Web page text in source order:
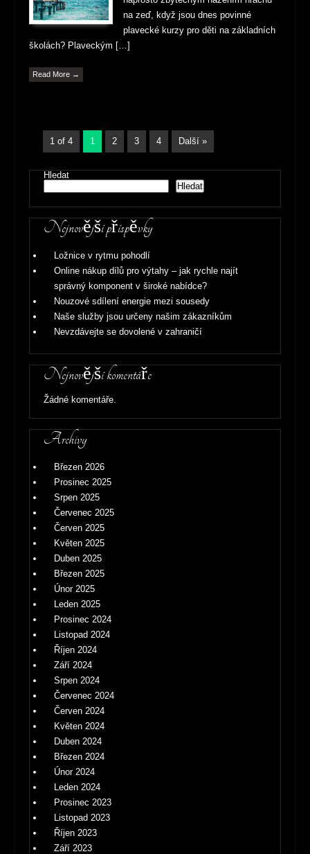
na zeď, když jsou dnes povinné
plavecké kurzy pro děti na základních
školách? Plaveckým […]
Read More →
1 of 4 1 2 3 4 Další »
Hledat
Hledat
Nejnovější příspěvky
Ložnice v rytmu pohodlí
Online nákup dílů pro výtahy – jak rychle najít
správný komponent v široké nabídce?
Nouzové sdílení energie mezi sousedy
Naše služby jsou určeny našim zákazníkům
Nevzdávejte se dovolené v zahraničí
Nejnovější komentáře
Žádné komentáře.
Archivy
Březen 2026
Prosinec 2025
Srpen 2025
Červenec 2025
Červen 2025
Květen 2025
Duben 2025
Březen 2025
Únor 2025
Leden 2025
Prosinec 2024
Listopad 2024
Říjen 2024
Září 2024
Srpen 2024
Červenec 2024
Červen 2024
Květen 2024
Duben 2024
Březen 2024
Únor 2024
Leden 2024
Prosinec 2023
Listopad 2023
Říjen 2023
Září 2023